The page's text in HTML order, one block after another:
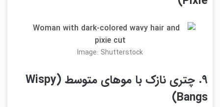
Image: Shutterstock
9. چتری نازک با موهای متوسط (Wispy
Bangs)